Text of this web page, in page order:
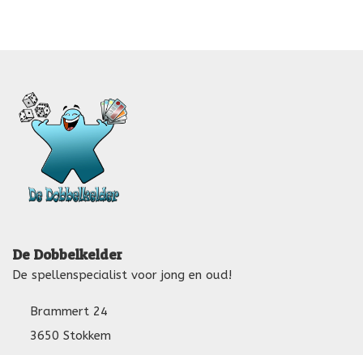
De Dobbelkelder
De spellenspecialist voor jong en oud!
Brammert 24
3650 Stokkem